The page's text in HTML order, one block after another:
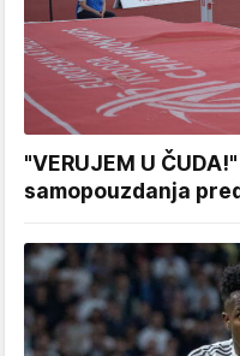
"VERUJEM U
samopouzdanja